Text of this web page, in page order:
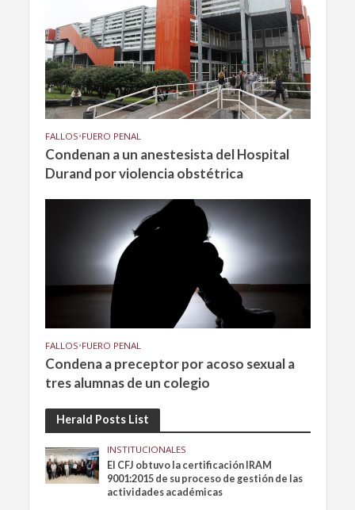
FALLOS•FUERO PENAL
Condenan a un anestesista del Hospital
Durand por violencia obstétrica
FALLOS•FUERO PENAL
Condena a preceptor por acoso sexual a
tres alumnas de un colegio
Herald Posts List
INSTITUCIONALES
El CFJ obtuvo la certificación IRAM
9001:2015 de su proceso de gestión de las
actividades académicas